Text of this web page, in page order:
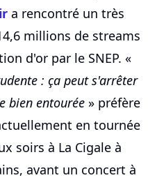
a rencontré un très
millions de streams
d'or par le SNEP. «
: ça peut s'arrêter
bien entourée » préfère
en tournée
soirs à La Cigale à
avant un concert à